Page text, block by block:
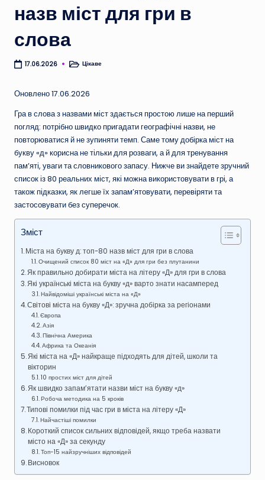
назв міст для гри в
слова
17.06.2026
Опубліковано
Цікаве
Оновлено 17.06.2026
Гра в слова з назвами міст здається простою лише на перший
погляд: потрібно швидко пригадати географічні назви, не
повторюватися й не зупиняти темп. Саме тому добірка міст на
букву «д» корисна не тільки для розваги, а й для тренування
пам’яті, уваги та словникового запасу. Нижче ви знайдете зручний
список із 80 реальних міст, які можна використовувати в грі, а
також підказки, як легше їх запам’ятовувати, перевіряти та
застосовувати без суперечок.
Зміст
Міста на букву д: топ-80 назв міст для гри в слова
Очищений список 80 міст на «Д» для гри без плутанини
Як правильно добирати міста на літеру «Д» для гри в слова
Які українські міста на букву «д» варто знати насамперед
Найвідоміші українські міста на «Д»
Світові міста на букву «Д»: зручна добірка за регіонами
Європа
Азія
Північна Америка
Африка та Океанія
Які міста на «Д» найкраще підходять для дітей, школи та
вікторин
10 простих міст для дітей
Як швидко запам’ятати назви міст на букву «д»
Робоча методика на 5 кроків
Типові помилки під час гри в міста на літеру «Д»
Найчастіші помилки
Короткий список сильних відповідей, якщо треба назвати
місто на «Д» за секунду
Топ-15 найзручніших відповідей
Висновок